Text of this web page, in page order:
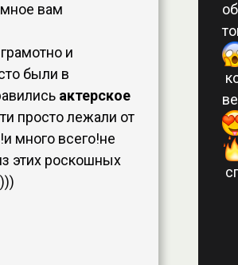
вам
и
были в
актерское
просто лежали от
много всего!не
этих роскошных